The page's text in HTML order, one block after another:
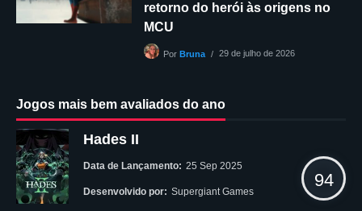
retorno do herói às origens no
MCU
Por Bruna 29 de julho de 2026
Jogos mais bem avaliados do ano
Hades II
Data de Lançamento: 25 Sep 2025
Desenvolvido por: Supergiant Games
94